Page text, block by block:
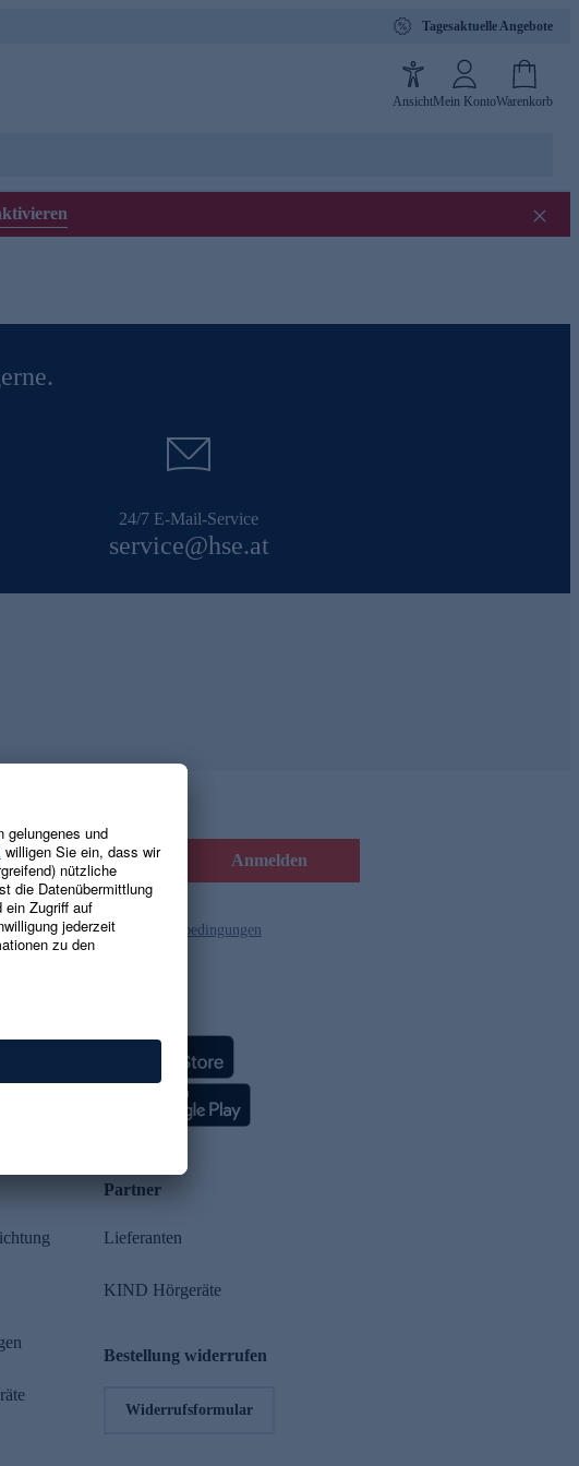
Tagesaktuelle Angebote
AnsichtMein KontoWarenkorb
24/7 E-Mail-Service
service@hse.at
Anmelden
und die Gutscheinbedingungen
Partner
Lieferanten
KIND Hörgeräte
Bestellung widerrufen
Widerrufsformular